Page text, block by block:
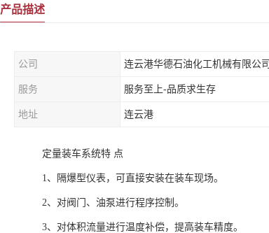
产品描述
公司 连云港华德石油化工机械有限公司
服务 服务至上-品质求生存
地址 连云港
定量装车系统特 点
1、隔爆型仪表，可直接安装在装车现场。
2、对阀门、油泵进行程序控制。
3、对体积流量进行温度补偿，提高装车精度。